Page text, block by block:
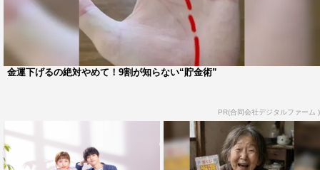
「逃げるなっていう駿と、駿の逆の立ち位置にいる祥
吾という構図にしたかった」
1 2 3 4
金運下げるの絶対やめて！9割が知らない“貯金術”
PR(合同会社デジタルファーム )